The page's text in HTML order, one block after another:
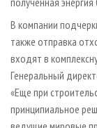
ИНСТРУМЕНТ
БИБЛИОТЕКА
В компании
также отправка
входят в
Генеральный
«Еще при
принципиальное